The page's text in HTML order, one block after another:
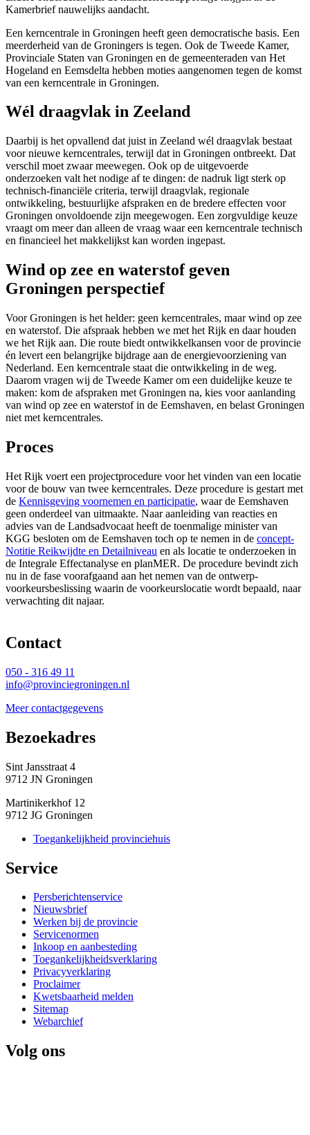
Kamerbrief nauwelijks aandacht.
Een kerncentrale in Groningen heeft geen democratische basis. Een
meerderheid van de Groningers is tegen. Ook de Tweede Kamer,
Provinciale Staten van Groningen en de gemeenteraden van Het
Hogeland en Eemsdelta hebben moties aangenomen tegen de komst
van een kerncentrale in Groningen.
Wél draagvlak in Zeeland
Daarbij is het opvallend dat juist in Zeeland wél draagvlak bestaat
voor nieuwe kerncentrales, terwijl dat in Groningen ontbreekt. Dat
verschil moet zwaar meewegen. Ook op de uitgevoerde
onderzoeken valt het nodige af te dingen: de nadruk ligt sterk op
technisch-financiële criteria, terwijl draagvlak, regionale
ontwikkeling, bestuurlijke afspraken en de bredere effecten voor
Groningen onvoldoende zijn meegewogen. Een zorgvuldige keuze
vraagt om meer dan alleen de vraag waar een kerncentrale technisch
en financieel het makkelijkst kan worden ingepast.
Wind op zee en waterstof geven
Groningen perspectief
Voor Groningen is het helder: geen kerncentrales, maar wind op zee
en waterstof. Die afspraak hebben we met het Rijk en daar houden
we het Rijk aan. Die route biedt ontwikkelkansen voor de provincie
én levert een belangrijke bijdrage aan de energievoorziening van
Nederland. Een kerncentrale staat die ontwikkeling in de weg.
Daarom vragen wij de Tweede Kamer om een duidelijke keuze te
maken: kom de afspraken met Groningen na, kies voor aanlanding
van wind op zee en waterstof in de Eemshaven, en belast Groningen
niet met kerncentrales.
Proces
Het Rijk voert een projectprocedure voor het vinden van een locatie
voor de bouw van twee kerncentrales. Deze procedure is gestart met
de Kennisgeving voornemen en participatie, waar de Eemshaven
geen onderdeel van uitmaakte. Naar aanleiding van reacties en
advies van de Landsadvocaat heeft de toenmalige minister van
KGG besloten om de Eemshaven toch op te nemen in de concept-
Notitie Reikwijdte en Detailniveau en als locatie te onderzoeken in
de Integrale Effectanalyse en planMER. De procedure bevindt zich
nu in de fase voorafgaand aan het nemen van de ontwerp-
voorkeursbeslissing waarin de voorkeurslocatie wordt bepaald, naar
verwachting dit najaar.
Contact
050 - 316 49 11
info@provinciegroningen.nl
Meer contactgegevens
Bezoekadres
Sint Jansstraat 4
9712 JN Groningen
Martinikerkhof 12
9712 JG Groningen
Toegankelijkheid provinciehuis
Service
Persberichtenservice
Nieuwsbrief
Werken bij de provincie
Servicenormen
Inkoop en aanbesteding
Toegankelijkheidsverklaring
Privacyverklaring
Proclaimer
Kwetsbaarheid melden
Sitemap
Webarchief
Volg ons